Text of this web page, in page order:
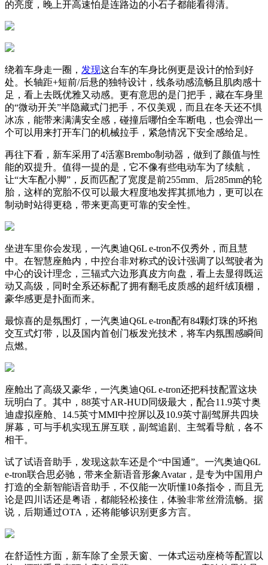
的亮度，晚上开高速怕是连路边的小石子都能看得清。
绕着车身走一圈， 发现这台车的车身比例更是设计的恰到好
处。长轴距+短前/后悬的独特设计，线条动感流畅且肌肉感十
足，看上去既优雅又动感。更有意思的是门把手，藏在车身里
的“微动开关”半隐藏式门把手，不仅美观，而且在冬天还不惧
冰冻，能带来满满安全感，碰撞后哪怕全车断电，也会弹出一
个可以用来打开车门的机械拉手，紧急情况下安全感给足。
再往下看，新车采用了4活塞Brembo制动器，做到了颜值与性
能的双提升。值得一提的是，它不像有些电动车为了续航，
让“大车配小脚”，反而匹配了宽度是前255mm、后285mm的轮
胎，这样的宽胎不仅可以最大程度地发挥其抓地力，更可以在
制动时站得更稳，带来更高更可靠的安全性。
坐进车里你会发现，一汽奥迪Q6L e-tron不仅秀外，而且慧
中。在智慧座舱内，中控台非对称式的设计强调了以驾驶者为
中心的设计理念，三辐式六边形真皮方向盘，看上去显得既运
动又高级，同时全系还标配了拥有翻毛皮质感的超纤绒顶棚，
豪华感更是扑面而来。
最惊喜的是氛围灯，一汽奥迪Q6L e-tron配有84颗灯珠的环抱
交互式灯带，以及国内首创门板发光技术，将车内氛围感瞬间
点燃。
座舱出了高级又豪华，一汽奥迪Q6L e-tron还把科技配置这块
玩明白了。其中，88英寸AR-HUD同级最大，配合11.9英寸奥
迪虚拟座舱、14.5英寸MMI中控屏以及10.9英寸副驾屏共四块
屏幕，可与手机实现五屏互联，副驾追剧、主驾看导航，各不
相干。
试了试语音助手，发现这款车还是个“中国通”。一汽奥迪Q6L
e-tron联合思必驰，带来全新语音形象Avatar，是专为中国用户
打造的全新智能语音助手，不仅能一次听懂10条指令，而且无
论是四川话还是粤语，都能轻松接住，体验非常丝滑流畅。据
说，后期通过OTA，还将能够识别更多方言。
在舒适性方面，新车除了全景天窗、一体式运动座椅等配置以